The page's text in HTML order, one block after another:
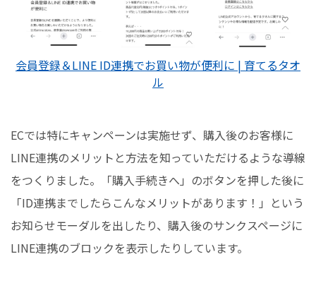
会員登録＆LINE ID連携でお買い物が便利に | 育てるタオ
ル
ECでは特にキャンペーンは実施せず、購入後のお客様に
LINE連携のメリットと方法を知っていただけるような導線
をつくりました。「購入手続きへ」のボタンを押した後に
「ID連携までしたらこんなメリットがあります！」という
お知らせモーダルを出したり、購入後のサンクスページに
LINE連携のブロックを表示したりしています。